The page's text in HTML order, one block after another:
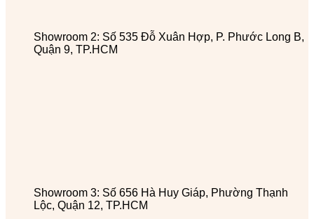
Showroom 2: Số 535 Đỗ Xuân Hợp, P. Phước Long B,
Quận 9, TP.HCM
Showroom 3: Số 656 Hà Huy Giáp, Phường Thạnh
Lộc, Quận 12, TP.HCM